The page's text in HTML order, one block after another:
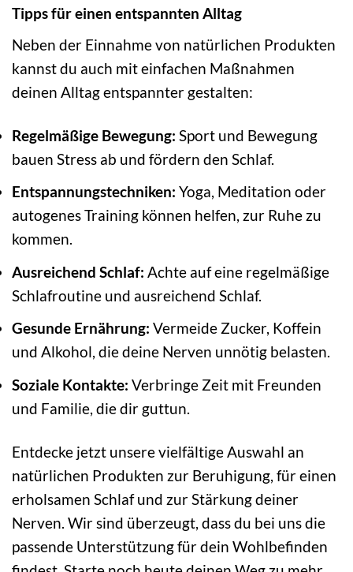
Tipps für einen entspannten Alltag
Neben der Einnahme von natürlichen Produkten
kannst du auch mit einfachen Maßnahmen
deinen Alltag entspannter gestalten:
Regelmäßige Bewegung: Sport und Bewegung
bauen Stress ab und fördern den Schlaf.
Entspannungstechniken: Yoga, Meditation oder
autogenes Training können helfen, zur Ruhe zu
kommen.
Ausreichend Schlaf: Achte auf eine regelmäßige
Schlafroutine und ausreichend Schlaf.
Gesunde Ernährung: Vermeide Zucker, Koffein
und Alkohol, die deine Nerven unnötig belasten.
Soziale Kontakte: Verbringe Zeit mit Freunden
und Familie, die dir guttun.
Entdecke jetzt unsere vielfältige Auswahl an
natürlichen Produkten zur Beruhigung, für einen
erholsamen Schlaf und zur Stärkung deiner
Nerven. Wir sind überzeugt, dass du bei uns die
passende Unterstützung für dein Wohlbefinden